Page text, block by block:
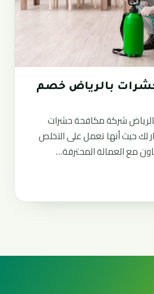
بالرياض خصم
شركة مكافحة حشرات
لك حيث أنها تعمل على التخلص
مع العمالة المحترفة…